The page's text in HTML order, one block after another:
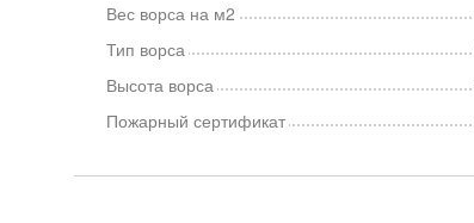
Вес ворса на м2
Тип ворса
Высота ворса
Пожарный сертификат